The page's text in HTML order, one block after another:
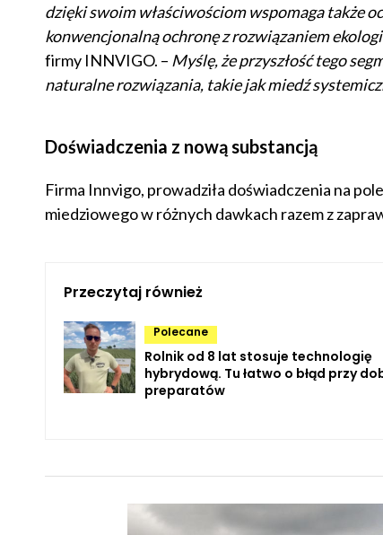
dzięki swoim właściwościom wspomaga także
konwencjonalną ochronę z rozwiązaniem
firmy INNVIGO. – Myślę, że przyszłość tego
naturalne rozwiązania, takie jak miedź
Doświadczenia z nową substancją
Firma Innvigo, prowadziła doświadczenia na
miedziowego w różnych dawkach razem z
Przeczytaj również
Polecane
Rolnik od 8 lat stosuje technologię
hybrydową. Tu łatwo o błąd przy
preparatów